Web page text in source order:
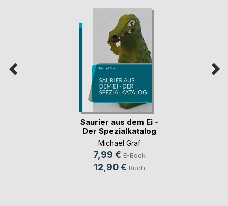
Saurier aus dem Ei -
Der Spezialkatalog
Michael Graf
7,99 € E-Book
12,90 € Buch